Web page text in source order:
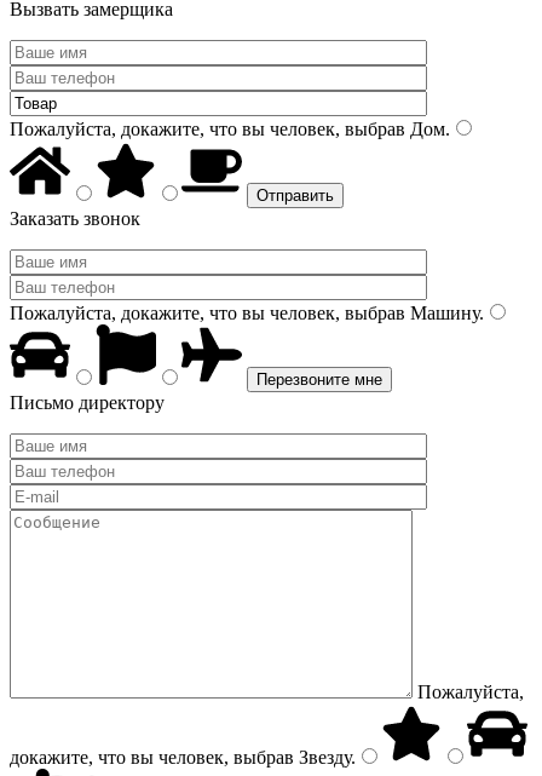
Вызвать замерщика
Пожалуйста, докажите, что вы человек, выбрав Дом.
Заказать звонок
Пожалуйста, докажите, что вы человек, выбрав Машину.
Письмо директору
Пожалуйста,
докажите, что вы человек, выбрав Звезду.